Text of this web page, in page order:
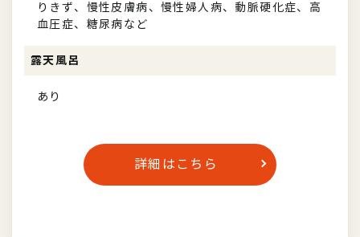
りきず、慢性皮膚病、慢性婦人病、動脈硬化症、高
血圧症、糖尿病など
露天風呂
あり
詳細はこちら